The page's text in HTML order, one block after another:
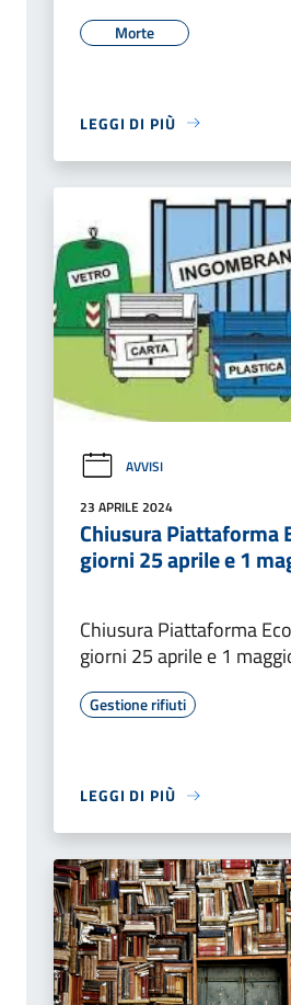
Morte
LEGGI DI PIÙ
AVVISI
23 APRILE 2024
Chiusura Piattaforma
giorni 25 aprile e 1
Chiusura Piattaforma
giorni 25 aprile e 1
Gestione rifiuti
LEGGI DI PIÙ